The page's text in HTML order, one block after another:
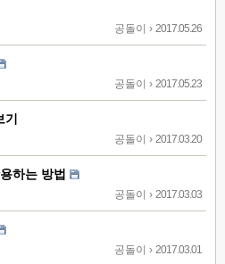
공돌이 › 2017.05.26
공돌이 › 2017.05.23
공돌이 › 2017.03.20
하는 방법
공돌이 › 2017.03.03
공돌이 › 2017.03.01